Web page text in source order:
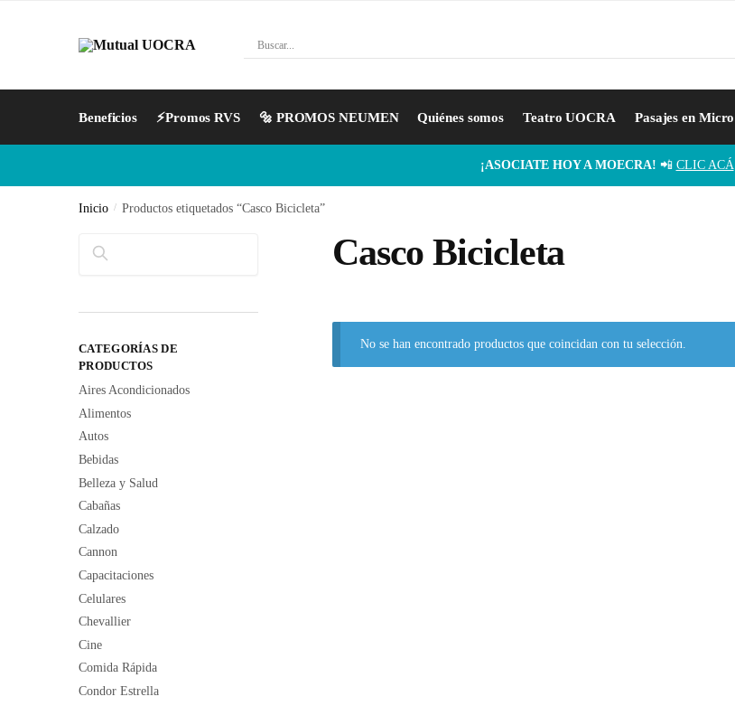
Beneficios ⚡Promos RVS 🔩 PROMOS NEUMEN Quiénes somos Teatro UOCRA Pasajes en Micro
¡ASOCIATE HOY A MOECRA! 📲 CLIC ACÁ
Inicio / Productos etiquetados “Casco Bicicleta”
Casco Bicicleta
No se han encontrado productos que coincidan con tu selección.
Buscar
CATEGORÍAS DE
PRODUCTOS
Aires Acondicionados
Alimentos
Autos
Bebidas
Belleza y Salud
Cabañas
Calzado
Cannon
Capacitaciones
Celulares
Chevallier
Cine
Comida Rápida
Condor Estrella